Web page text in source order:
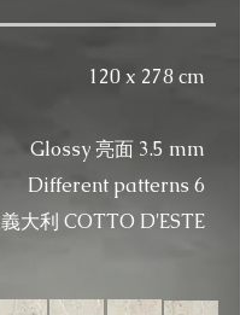
120 x 278 cm
Glossy 亮面 3.5 mm​
Different patterns 6
義大利 COTTO D'ESTE